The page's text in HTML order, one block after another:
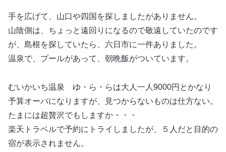
手を広げて、山口や四国を探しましたがありません。
山陰側は、ちょっと遠回りになるので敬遠していたのです
が、島根を探していたら、六日市に一件ありました。
温泉で、プールがあって、朝晩飯がついています。
むいかいち温泉 ゆ・ら・らは大人一人9000円とかなり
予算オーバになりますが、見つからないものは仕方ない。
たまには超贅沢でもしますか・・・
楽天トラベルで予約にトライしましたが、５人だと目的の
宿が表示されません。